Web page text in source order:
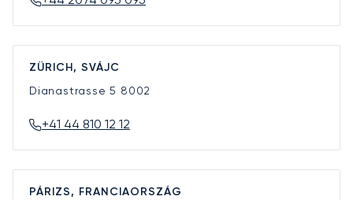
ZÜRICH, SVÁJC
Dianastrasse 5 8002
+41 44 810 12 12
PÁRIZS, FRANCIAORSZÁG